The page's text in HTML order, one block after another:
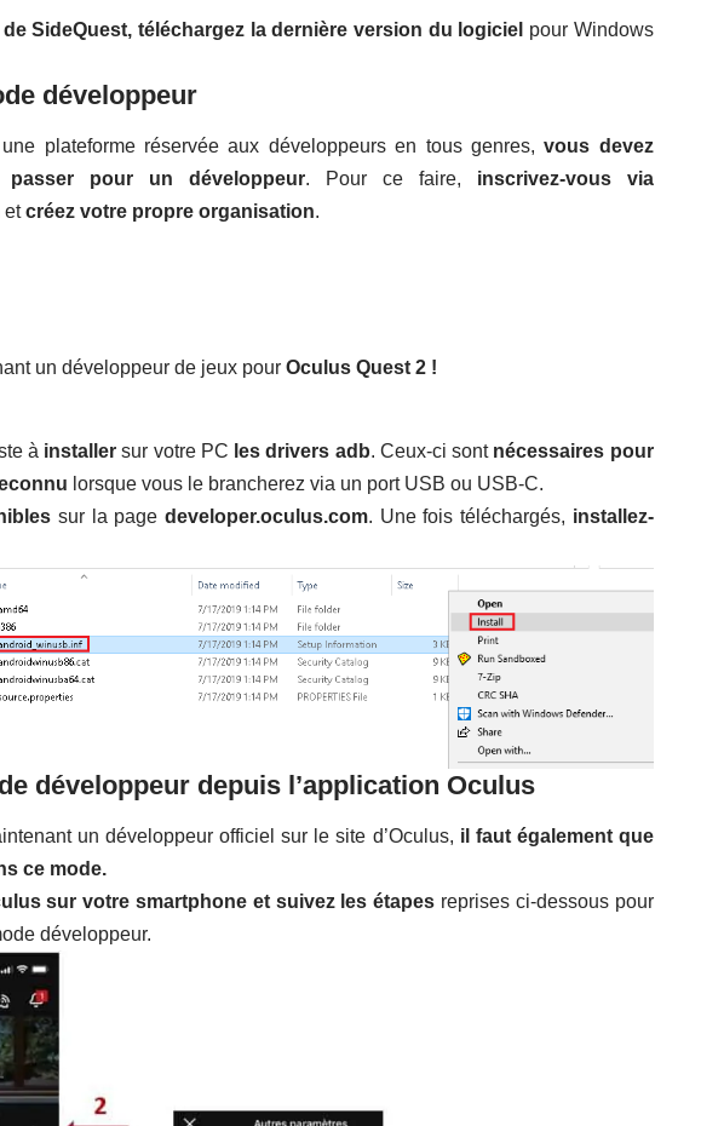
de SideQuest, téléchargez la dernière version du logiciel pour Windows
développeur
plateforme réservée aux développeurs en tous genres,vous devez
pour un développeur. Pour ce faire, inscrivez-vous via
etcréez votre propre organisation.
un développeur de jeux pour Oculus Quest 2 !
à installer sur votre PC les drivers adb. Ceux-ci sont nécessaires pour
lorsque vous le brancherez via un port USB ou USB-C.
surla page developer.oculus.com. Une fois téléchargés, installez-
développeur depuis l’application Oculus
un développeur officiel sur le site d’Oculus, il faut également que
ce mode.
sur votre smartphone et suivez les étapes reprises ci-dessous pour
développeur.